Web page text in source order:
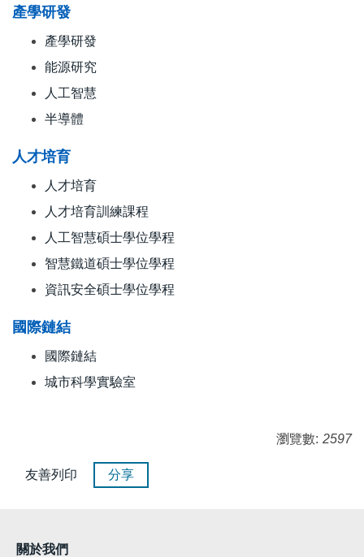
產學研發
產學研發
能源研究
人工智慧
半導體
人才培育
人才培育
人才培育訓練課程
人工智慧碩士學位學程
智慧鐵道碩士學位學程
資訊安全碩士學位學程
國際鏈結
國際鏈結
城市科學實驗室
瀏覽數: 2597
友善列印 分享
關於我們